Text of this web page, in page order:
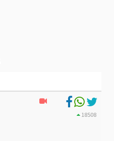
18508